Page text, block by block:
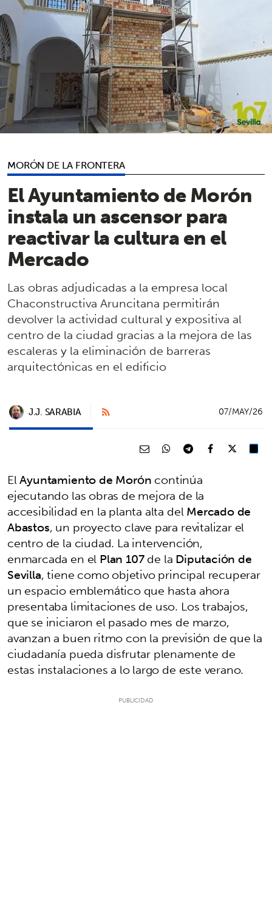
MORÓN DE LA FRONTERA
El Ayuntamiento de Morón
instala un ascensor para
reactivar la cultura en el
Mercado
Las obras adjudicadas a la empresa local
Chaconstructiva Aruncitana permitirán
devolver la actividad cultural y expositiva al
centro de la ciudad gracias a la mejora de las
escaleras y la eliminación de barreras
arquitectónicas en el edificio
J.J. SARABIA 07/MAY/26
ElAyuntamiento de Moróncontinúa
ejecutando las obras de mejora de la
accesibilidad en la planta alta delMercado de
Abastos, un proyecto clave para revitalizar el
centro de la ciudad. La intervención,
enmarcada en elPlan 107de laDiputación de
Sevilla, tiene como objetivo principal recuperar
un espacio emblemático que hasta ahora
presentaba limitaciones de uso. Los trabajos,
que se iniciaron el pasado mes de marzo,
avanzan a buen ritmo con la previsión de que la
ciudadanía pueda disfrutar plenamente de
estas instalaciones a lo largo de este verano.